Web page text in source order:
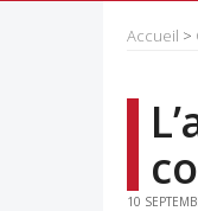
Accueil >
10